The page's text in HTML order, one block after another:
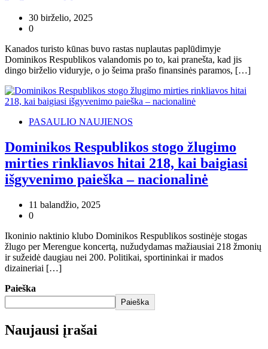
30 birželio, 2025
0
Kanados turisto kūnas buvo rastas nuplautas paplūdimyje
Dominikos Respublikos valandomis po to, kai pranešta, kad jis
dingo birželio viduryje, o jo šeima prašo finansinės paramos, […]
PASAULIO NAUJIENOS
Dominikos Respublikos stogo žlugimo
mirties rinkliavos hitai 218, kai baigiasi
išgyvenimo paieška – nacionalinė
11 balandžio, 2025
0
Ikoninio naktinio klubo Dominikos Respublikos sostinėje stogas
žlugo per Merengue koncertą, nužudydamas mažiausiai 218 žmonių
ir sužeidė daugiau nei 200. Politikai, sportininkai ir mados
dizaineriai […]
Paieška
Paieška
Naujausi įrašai